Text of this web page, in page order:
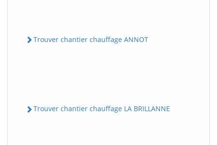
Trouver chantier chauffage ANNOT
Trouver chantier chauffage LA BRILLANNE